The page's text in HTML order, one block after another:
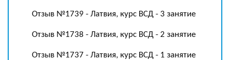
Отзыв №1739 - Латвия, курс ВСД - 3 занятие
Отзыв №1738 - Латвия, курс ВСД - 2 занятие
Отзыв №1737 - Латвия, курс ВСД - 1 занятие